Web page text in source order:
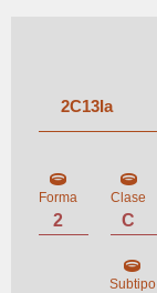
2C13Ia
Forma
2
Clase
C
Subtipo